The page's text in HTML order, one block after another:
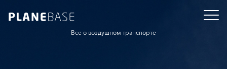
Все о воздушном транспорте